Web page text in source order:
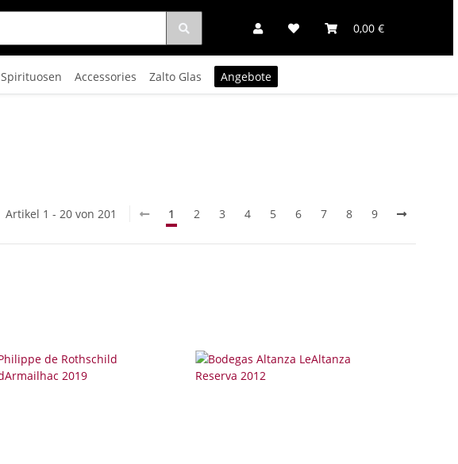
0,00 €
Spirituosen Accessories Zalto Glas Angebote
Artikel 1 - 20 von 201 1 2 3 4 5 6 7 8 9